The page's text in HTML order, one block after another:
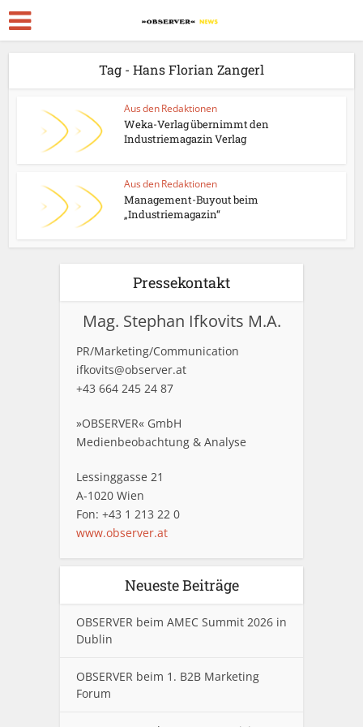
Tag - Hans Florian Zangerl
Aus den Redaktionen
Weka-Verlag übernimmt den
Industriemagazin Verlag
Aus den Redaktionen
Management-Buyout beim
„Industriemagazin“
Pressekontakt
Mag. Stephan Ifkovits M.A.
PR/Marketing/Communication
ifkovits@observer.at
+43 664 245 24 87
»OBSERVER« GmbH
Medienbeobachtung & Analyse
Lessinggasse 21
A-1020 Wien
Fon: +43 1 213 22 0
www.observer.at
Neueste Beiträge
OBSERVER beim AMEC Summit 2026 in
Dublin
OBSERVER beim 1. B2B Marketing
Forum